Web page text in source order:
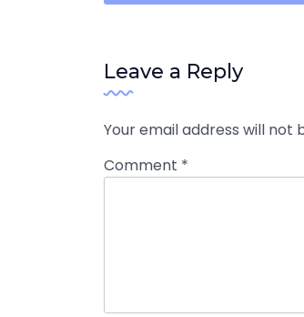
Leave a Reply
Your email address will not
Comment *